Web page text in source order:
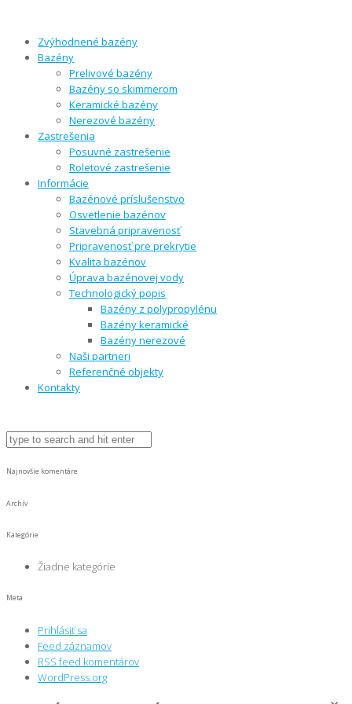
Zvýhodnené bazény
Bazény
Prelivové bazény
Bazény so skimmerom
Keramické bazény
Nerezové bazény
Zastrešenia
Posuvné zastrešenie
Roletové zastrešenie
Informácie
Bazénové príslušenstvo
Osvetlenie bazénov
Stavebná pripravenosť
Pripravenosť pre prekrytie
Kvalita bazénov
Úprava bazénovej vody
Technologický popis
Bazény z polypropylénu
Bazény keramické
Bazény nerezové
Naši partneri
Referenčné objekty
Kontakty
Najnovšie komentáre
Archív
Kategórie
Žiadne kategórie
Meta
Prihlásiť sa
Feed záznamov
RSS feed komentárov
WordPress.org